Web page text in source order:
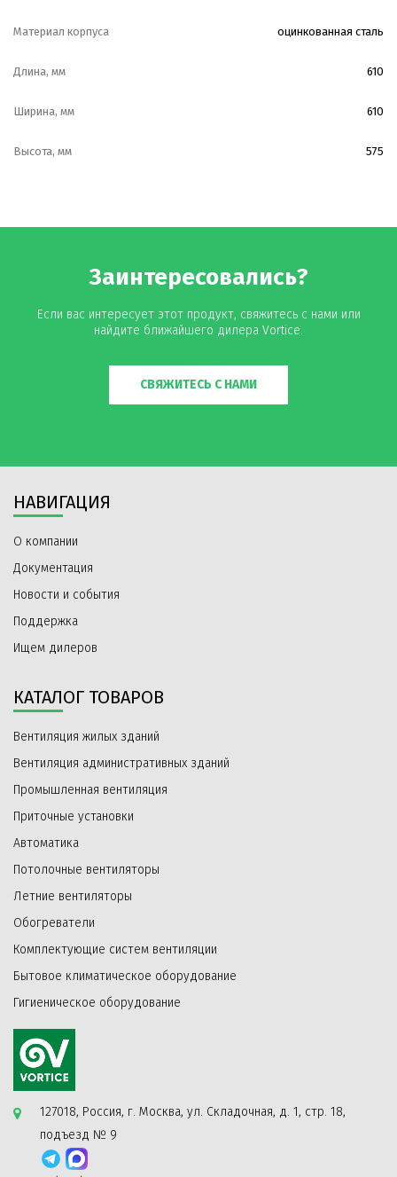
Материал корпуса оцинкованная сталь
Длина, мм 610
Ширина, мм 610
Высота, мм 575
Заинтересовались?
Если вас интересует этот продукт, свяжитесь с нами или
найдите ближайшего дилера Vortice.
СВЯЖИТЕСЬ С НАМИ
НАВИГАЦИЯ
О компании
Документация
Новости и события
Поддержка
Ищем дилеров
КАТАЛОГ ТОВАРОВ
Вентиляция жилых зданий
Вентиляция административных зданий
Промышленная вентиляция
Приточные установки
Автоматика
Потолочные вентиляторы
Летние вентиляторы
Обогреватели
Комплектующие систем вентиляции
Бытовое климатическое оборудование
Гигиеническое оборудование
127018, Россия, г. Москва, ул. Складочная, д. 1, стр. 18,
подъезд № 9